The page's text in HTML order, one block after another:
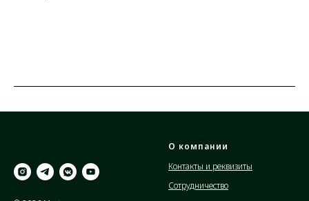
О компании
Контакты и реквизиты
Сотрудничество